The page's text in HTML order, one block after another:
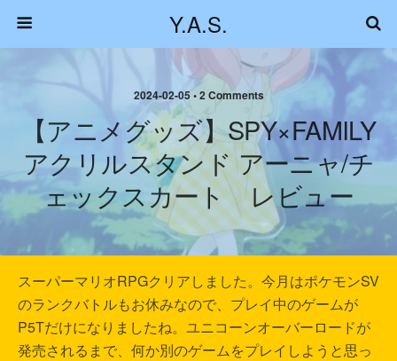
Y.A.S.
2024-02-05 • 2 Comments
【アニメグッズ】SPY×FAMILY
アクリルスタンド アーニャ/チ
ェックスカート レビュー
スーパーマリオRPGクリアしました。今月はポケモンSV
のランクバトルもお休みなので、プレイ中のゲームが
P5Tだけになりましたね。ユニコーンオーバーロードが
発売されるまで、何か別のゲームをプレイしようと思っ